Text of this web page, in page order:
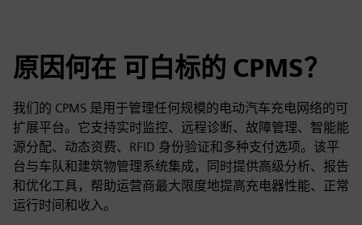
原因何在 可白标的 CPMS？
我们的 CPMS 是用于管理任何规模的电动汽车充电网络的可
扩展平台。它支持实时监控、远程诊断、故障管理、智能能
源分配、动态资费、RFID 身份验证和多种支付选项。该平
台与车队和建筑物管理系统集成，同时提供高级分析、报告
和优化工具，帮助运营商最大限度地提高充电器性能、正常
运行时间和收入。